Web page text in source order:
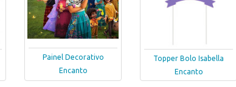
Painel Decorativo
Encanto
Topper Bolo Isabella
Encanto